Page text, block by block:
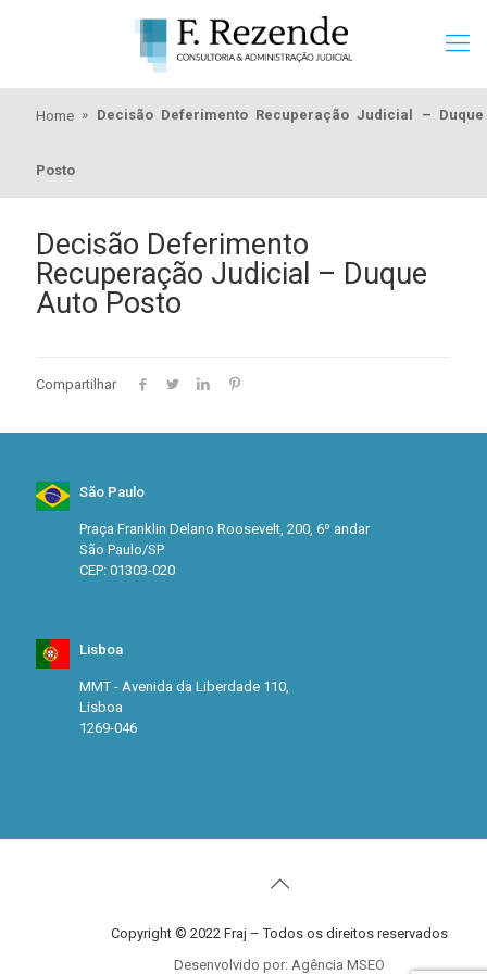
Home » Decisão Deferimento Recuperação Judicial –
Posto
Decisão Deferimento
Recuperação Judicial – Duque
Auto Posto
Compartilhar
São Paulo
Praça Franklin Delano Roosevelt, 200, 6º andar
São Paulo/SP
CEP: 01303-020
Lisboa
MMT - Avenida da Liberdade 110,
Lisboa
1269-046
Copyright © 2022 Fraj – Todos os direitos reservados
Desenvolvido por: Agência MSEO